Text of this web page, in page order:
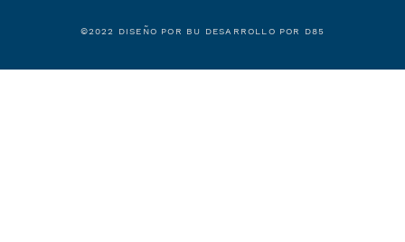
©2022 DISEÑO POR BU DESARROLLO POR D85